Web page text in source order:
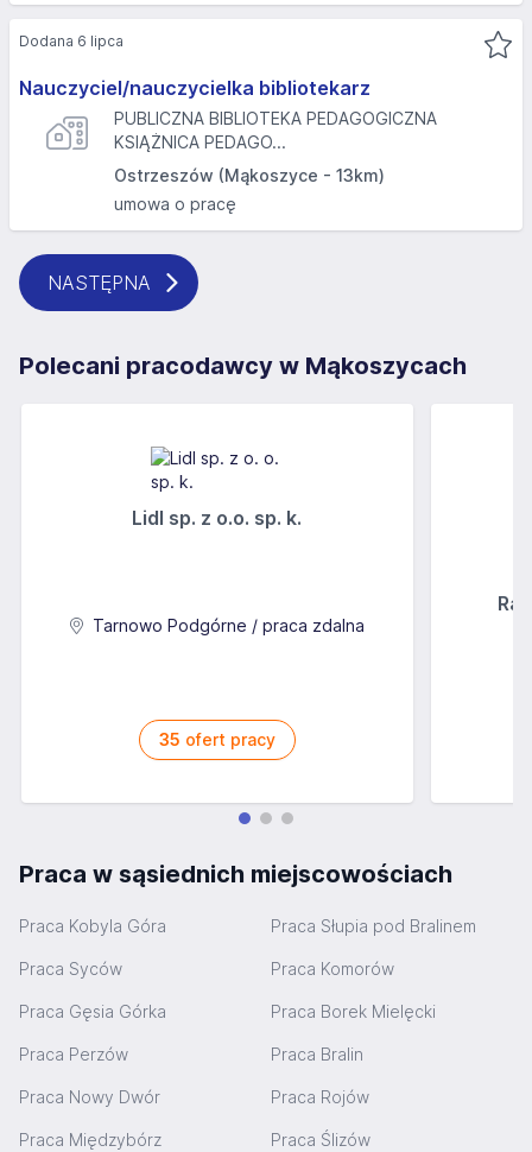
Nauczyciel/nauczycielka bibliotekarz
PUBLICZNA BIBLIOTEKA PEDAGOGICZNA
KSIĄŻNICA PEDAGO...
Ostrzeszów (Mąkoszyce - 13km)
umowa o pracę
Dodana 6 lipca
NASTĘPNA
Polecani pracodawcy w Mąkoszycach
Lidl sp. z o.o. sp. k.
Tarnowo Podgórne / praca zdalna
35 ofert pracy
Praca w sąsiednich miejscowościach
Praca Kobyla Góra Praca Słupia pod Bralinem
Praca Syców Praca Komorów
Praca Gęsia Górka Praca Borek Mielęcki
Praca Perzów Praca Bralin
Praca Nowy Dwór Praca Rojów
Praca Międzybórz Praca Ślizów